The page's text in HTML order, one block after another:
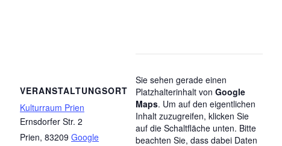
VERANSTALTUNGSORT
Kulturraum Prien
Ernsdorfer Str. 2
Prien, 83209 Google
Sie sehen gerade einen
Platzhalterinhalt von Google
Maps. Um auf den eigentlichen
Inhalt zuzugreifen, klicken Sie
auf die Schaltfläche unten. Bitte
beachten Sie, dass dabei Daten